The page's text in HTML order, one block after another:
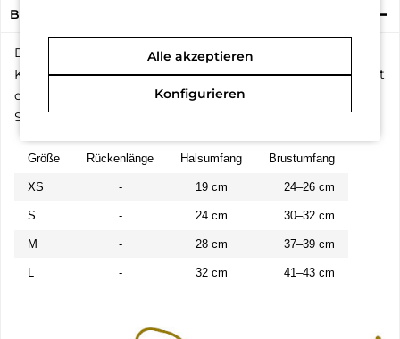
Beschreibung
Dieses Geschirr ist der Hundesicherheitstechnisch ein
Klassiker, höchste Sicherheit bei größtmöglichem Komfort
durch ein Innenfutter. Ebenfalls bequem anzuziehen durch
Steckschnalle und Klettverschluss.
Größe Rückenlänge Halsumfang Brustumfang
XS - 19 cm 24–26 cm
S - 24 cm 30–32 cm
M - 28 cm 37–39 cm
L - 32 cm 41–43 cm
Alle akzeptieren
Konfigurieren